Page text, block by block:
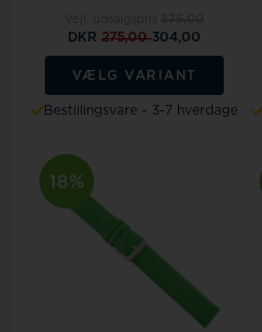
DKR275,00304,00
VÆLG VARIANT
Bestillingsvare - 3-7 hverdage
18%